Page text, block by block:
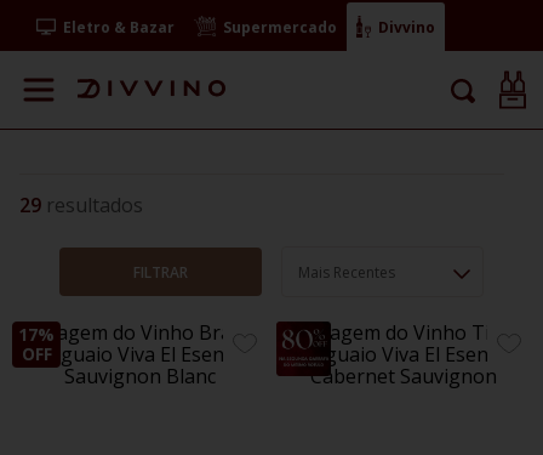
Eletro & Bazar Supermercado Divvino
29
FILTRAR Mais Recentes
17%
OFF
ADICIONE
FAVORITOS
36%
OFF